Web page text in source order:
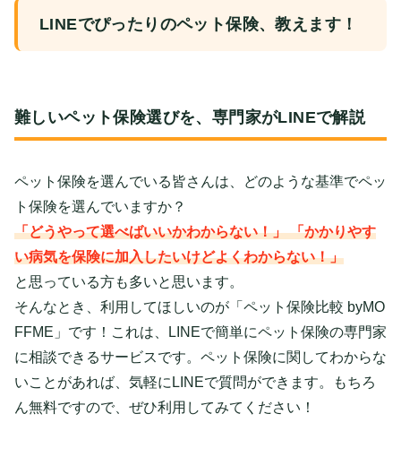
LINEでぴったりのペット保険、教えます！
難しいペット保険選びを、専門家がLINEで解説
ペット保険を選んでいる皆さんは、どのような基準でペッ
ト保険を選んでいますか？
「どうやって選べばいいかわからない！」 「かかりやす
い病気を保険に加入したいけどよくわからない！」
と思っている方も多いと思います。
そんなとき、利用してほしいのが「ペット保険比較 byMO
FFME」です！これは、LINEで簡単にペット保険の専門家
に相談できるサービスです。ペット保険に関してわからな
いことがあれば、気軽にLINEで質問ができます。もちろ
ん無料ですので、ぜひ利用してみてください！